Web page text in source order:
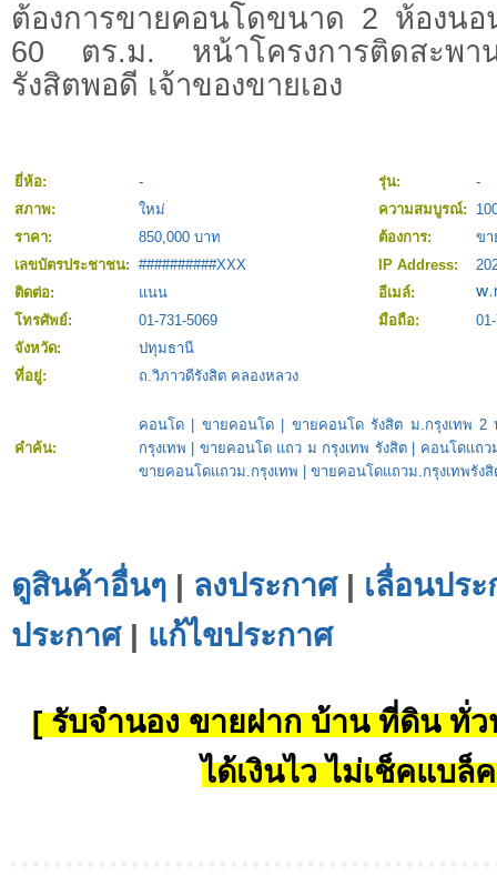
ต้องการขายคอนโดขนาด 2 ห้องน
60 ตร.ม. หน้าโครงการติดสะพาน
รังสิตพอดี เจ้าของขายเอง
ยี่ห้อ: - รุ่น:
-
สภาพ:
ใหม่ ความสมบูรณ์:
ราคา:
850,000 บาท ต้องการ:
ขา
เลขบัตรประชาชน: ##########XXX IP Address:
ติดต่อ:
แนน
อีเมล์:
โทรศัพย์:
01-731-5069 มือถือ:
จังหวัด:
ปทุมธานี
ที่อยู่:
ถ.วิภาวดีรังสิต คลองหลวง
คำค้น:
คอนโด ขายคอนโด| ขายคอนโด รังสิต ม.กรุงเทพ 2
กรุงเทพ
ขายคอนโด แถว ม กรุงเทพ รังสิต| คอนโดแถว
ขายคอนโดแถวม.กรุงเทพ
ขายคอนโดแถวม.กรุงเทพรังสิ
ดูสินค้าอื่นๆ | ลงประกาศ| เลื่อนปร
ประกาศ| แก้ไขประกาศ
[ รับจำนอง ขายฝาก บ้าน ที่ดิน ทั่ว
ได้เงินไว ไม่เช็คแบล็